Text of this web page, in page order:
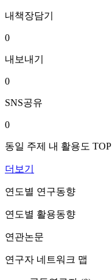
내책장담기
0
내보내기
0
SNS공유
0
동일 주제 내 활용도 TOP
더보기
연도별 연구동향
연도별 활용동향
연관논문
연구자 네트워크 맵